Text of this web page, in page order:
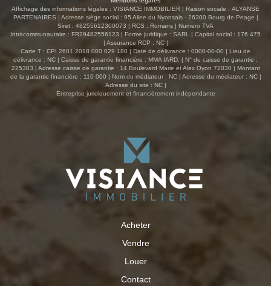
Affichage des informations légales : VISIANCE IMMOBILIER | Raison sociale : ALYANSE
PARTENAIRES | Adresse siège social : 95 Allee du Nyonsais - 26300 Bourg de Peage |
Siret : 48255612300073 | RCS : Romans | Numero TVA
Intracommunautaire : FR29482556123 | Forme juridique : SARL | Capital social : 176 475
| Assurance RCP : NC |
Carte T : CPI 2601 2018 000 029 180 | Date de délivrance : 0000-00-00 | Lieu de
délivrance : NC | Caisse de garantie financière : MMA IARD. | N° de caisse de garantie :
225383 | Adresse caisse de garantie : 14 Boulevard Marie et Alex Oyon 72030 | Montant
de la garantie financière : 110 000 | Nom du médiateur : NC | Adresse du médiateur : NC |
Adresse du site : NC |
Entreprise juridiquement et financièrement indépendante
Acheter
Vendre
Louer
Contact